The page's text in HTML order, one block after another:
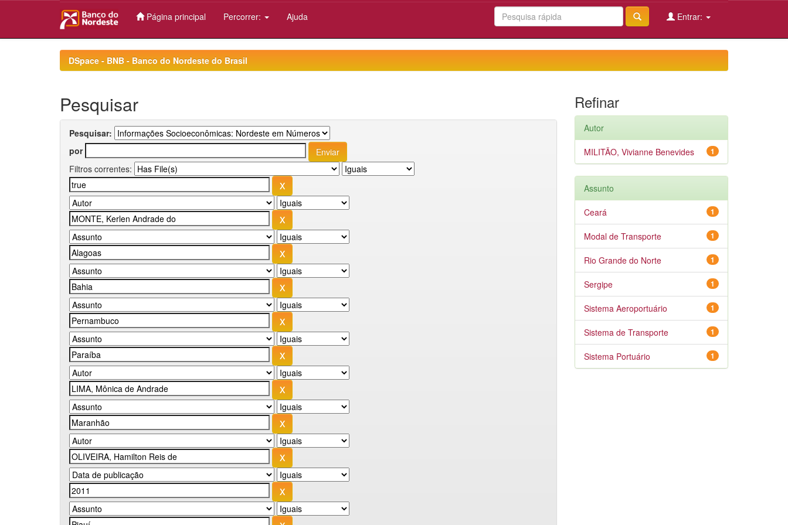
Página principal Percorrer: Ajuda Entrar:
DSpace - BNB - Banco do Nordeste do Brasil
Pesquisar
Pesquisar:
por
Filtros correntes:
Refinar
Autor
1
MILITÃO, Vivianne Benevides
Assunto
1
Ceará
1
Modal de Transporte
1
Rio Grande do Norte
1
Sergipe
1
Sistema Aeroportuário
1
Sistema de Transporte
1
Sistema Portuário